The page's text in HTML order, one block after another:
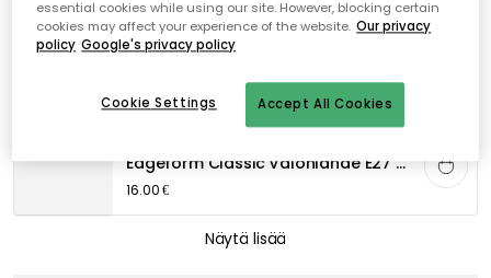
AIRAM
Edgeform Classic Valonlähde E27 5W 560lm 2700K Himmentävä, Kirkas
16.00 €
Näytä lisää
essential cookies while using our site. However, blocking certain
cookies may affect your experience of the website. Our privacy
policy Google's privacy policy
Accept All Cookies
Cookie Settings